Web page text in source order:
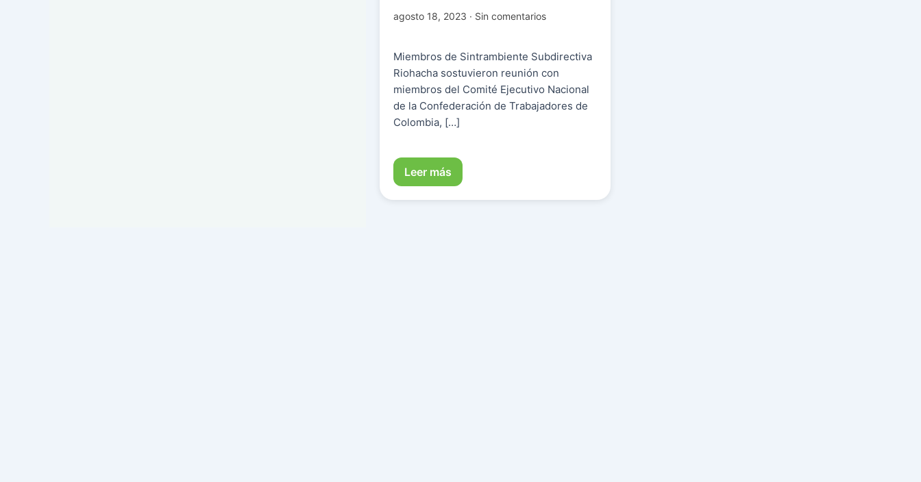
agosto 18, 2023 · Sin comentarios
Miembros de Sintrambiente Subdirectiva
Riohacha sostuvieron reunión con
miembros del Comité Ejecutivo Nacional
de la Confederación de Trabajadores de
Colombia, […]
Leer más